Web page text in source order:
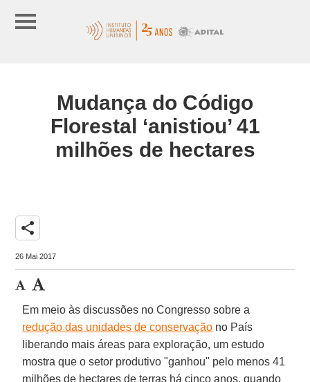
Mudança do Código
Florestal ‘anistiou’ 41
milhões de hectares
share
26 Mai 2017
Em meio às discussões no Congresso sobre a
redução das unidades de conservação no País
liberando mais áreas para exploração, um estudo
mostra que o setor produtivo "ganhou" pelo menos 41
milhões de hectares de terras há cinco anos, quando